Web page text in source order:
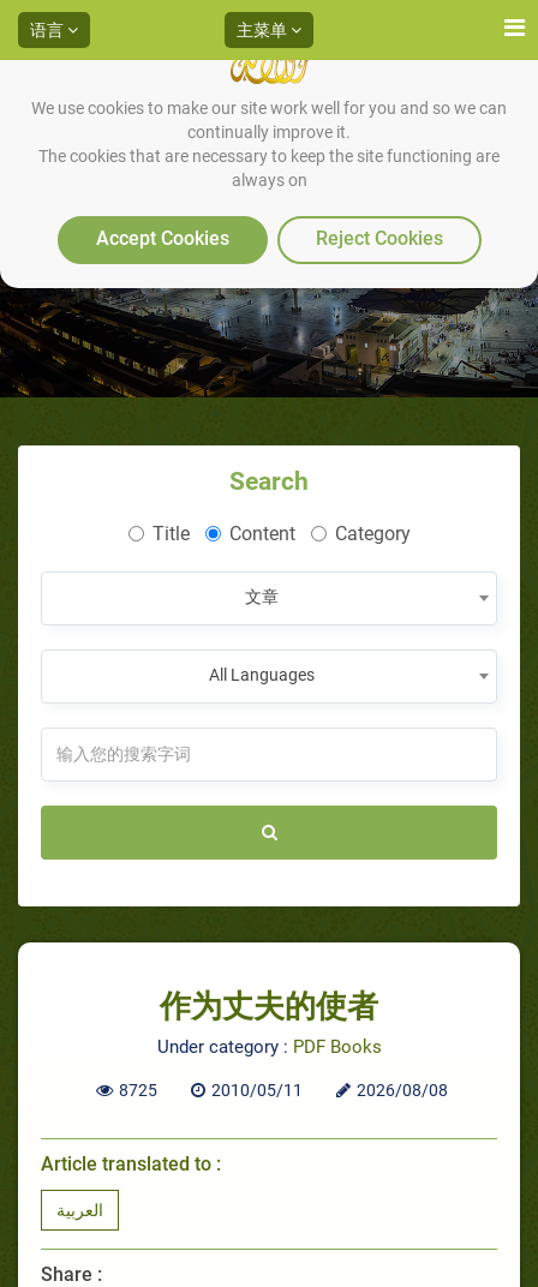
We use cookies to make our site work well for you and so we can
continually improve it.
The cookies that are necessary to keep the site functioning are
always on
Accept Cookies Reject Cookies
语言 主菜单
作为丈夫的使者
Search
Title Content Category
文章
All Languages
作为丈夫的使者
Under category : PDF Books
8725 2010/05/11 2026/08/08
Article translated to :
العربية
Share :